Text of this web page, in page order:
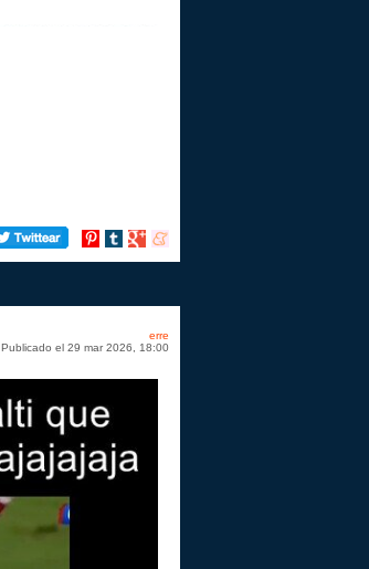
Compartir
Compartir
Compartir
Compartir
erre
Publicado el 29 mar 2026, 18:00